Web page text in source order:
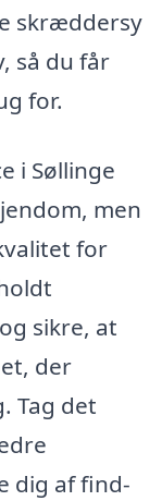
skræddersy
så du får
for.
i Søllinge
men
for
sikre, at
der
Tag det
dig af find-